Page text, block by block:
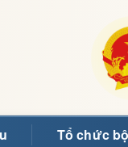
Tổ chức